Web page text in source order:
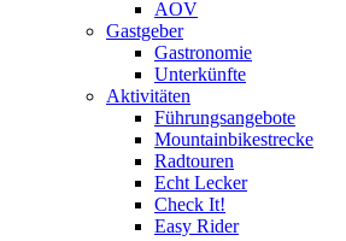
AOV
Gastgeber
Gastronomie
Unterkünfte
Aktivitäten
Führungsangebote
Mountainbikestrecke
Radtouren
Echt Lecker
Check It!
Easy Rider